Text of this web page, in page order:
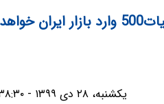
شد + مشخصات
یکشنبه، ۲۸ دی ۱۳۹۹ - ۲۱:۳۸:۳۰